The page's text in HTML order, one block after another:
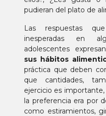
pudieran del plato de
Las respuestas
inesperadas en
adolescentes
sus hábitos
práctica que deben
que cantidades,
ejercicio es
la preferencia era por
como estiramientos,